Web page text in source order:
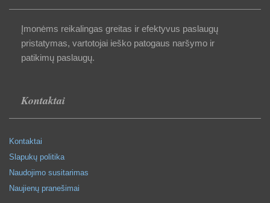
Įmonėms reikalingas greitas ir efektyvus paslaugų
pristatymas, vartotojai ieško patogaus naršymo ir
patikimų paslaugų.
Kontaktai
Kontaktai
Slapukų politika
Naudojimo susitarimas
Naujienų pranešimai